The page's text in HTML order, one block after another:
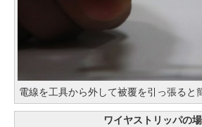
電線を工具から外して被覆を引っ張ると
ワイヤストリッパの